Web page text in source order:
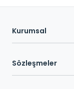
Kurumsal
Sözleşmeler